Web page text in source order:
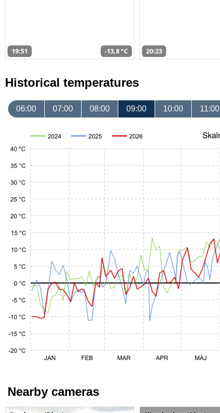
19:51 -13,8 °C 20:23
Historical temperatures
06:00 07:00 08:00 09:00 10:00 11:00
Nearby cameras